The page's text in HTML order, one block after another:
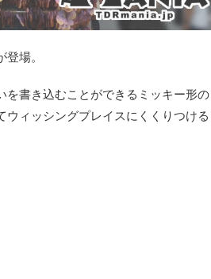
場。
書き込むことができるミッキー形の
ィッシングプレイスにくくりつける